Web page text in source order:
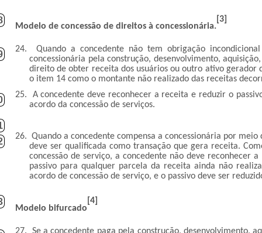
Modelo de concessão de direitos à concessionária.
[3]
24.
Quando a concedente não tem obrigação
concessionária pela construção, desenvolvimento,
direito de obter receita dos usuários ou outro ativo gerador
o item 14 como o montante não realizado das receitas
25.
A concedente deve reconhecer a receita e reduzir o
acordo da concessão de serviços.
26. Quando a concedente compensa a concessionária por
deve ser qualificada como transação que gera receita.
concessão de serviço, a concedente não deve reconhecer
passivo para qualquer parcela da receita ainda não
acordo de concessão de serviço, e o passivo deve ser
Modelo bifurcado
[4]